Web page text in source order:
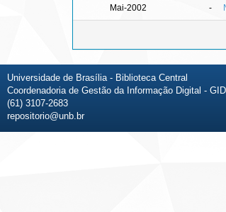
Mai-2002 -
Universidade de Brasília - Biblioteca Central
Coordenadoria de Gestão da Informação Digital - GID
(61) 3107-2683
repositorio@unb.br